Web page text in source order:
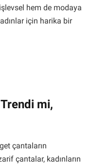
hem de modaya
için harika bir
mi,
çantaların
çantalar, kadınların